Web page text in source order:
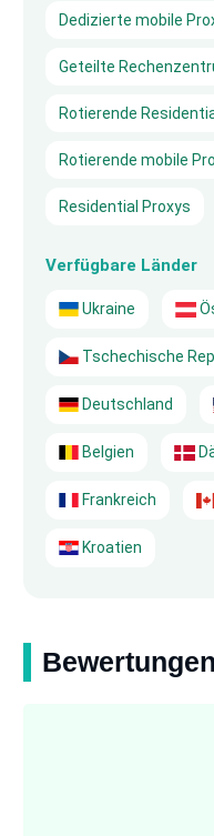
Dedizierte mobile
Geteilte
Rotierende
Rotierende mobile
Residential Proxys
Verfügbare Länder
Ukraine
Tschechische
Deutschland
Belgien
Frankreich
Kroatien